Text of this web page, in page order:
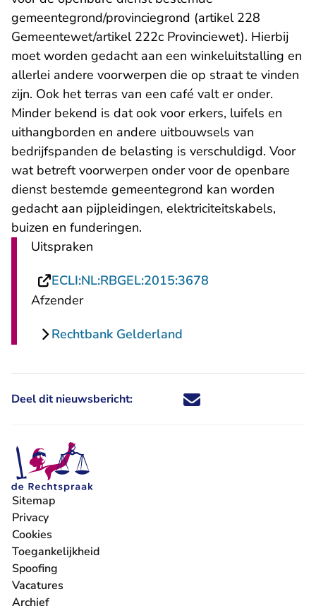
gemeentegrond/provinciegrond (artikel 228
Gemeentewet/artikel 222c Provinciewet). Hierbij
moet worden gedacht aan een winkeluitstalling en
allerlei andere voorwerpen die op straat te vinden
zijn. Ook het terras van een café valt er onder.
Minder bekend is dat ook voor erkers, luifels en
uithangborden en andere uitbouwsels van
bedrijfspanden de belasting is verschuldigd. Voor
wat betreft voorwerpen onder voor de openbare
dienst bestemde gemeentegrond kan worden
gedacht aan pijpleidingen, elektriciteitskabels,
buizen en funderingen.
Uitspraken
ECLI:NL:RBGEL:2015:3678
Afzender
Rechtbank Gelderland
Deel dit nieuwsbericht: Deel dit nieuwsbericht via X -
Deel dit nieuwsbericht via
Deel dit nieuwsbericht
Deel dit
Sitemap
Privacy
Cookies
Toegankelijkheid
Spoofing
Vacatures
- U verlaat Rechtspraak.nl
Archief